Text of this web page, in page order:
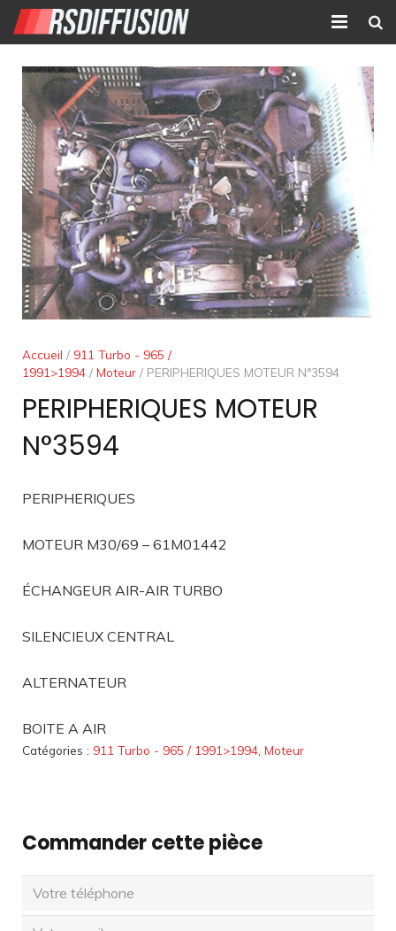
Accueil
Nouvelles annonces
Annonces prolongées
Atelier mécanique
Contact
Accueil / 911 Turbo - 965 /
1991>1994 / Moteur / PERIPHERIQUES MOTEUR N°3594
PERIPHERIQUES MOTEUR
N°3594
PERIPHERIQUES
MOTEUR M30/69 – 61M01442
ÉCHANGEUR AIR-AIR TURBO
SILENCIEUX CENTRAL
ALTERNATEUR
BOITE A AIR
Catégories : 911 Turbo - 965 / 1991>1994 Moteur
Commander cette pièce